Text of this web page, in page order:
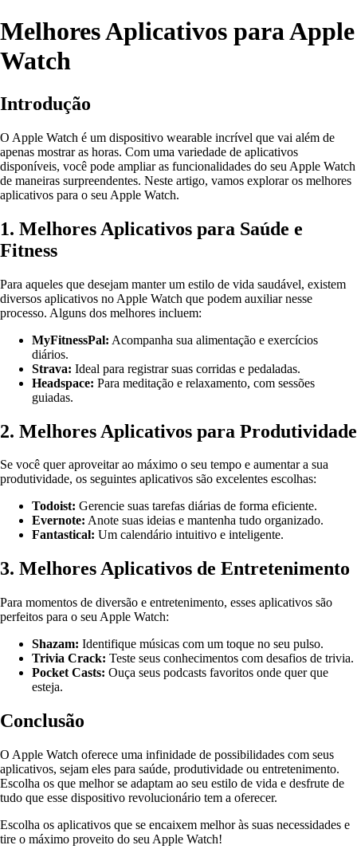
Melhores Aplicativos para Apple
Watch
Introdução
O Apple Watch é um dispositivo wearable incrível que vai além de
apenas mostrar as horas. Com uma variedade de aplicativos
disponíveis, você pode ampliar as funcionalidades do seu Apple Watch
de maneiras surpreendentes. Neste artigo, vamos explorar os melhores
aplicativos para o seu Apple Watch.
1. Melhores Aplicativos para Saúde e
Fitness
Para aqueles que desejam manter um estilo de vida saudável, existem
diversos aplicativos no Apple Watch que podem auxiliar nesse
processo. Alguns dos melhores incluem:
MyFitnessPal: Acompanha sua alimentação e exercícios
diários.
Strava: Ideal para registrar suas corridas e pedaladas.
Headspace: Para meditação e relaxamento, com sessões
guiadas.
2. Melhores Aplicativos para Produtividade
Se você quer aproveitar ao máximo o seu tempo e aumentar a sua
produtividade, os seguintes aplicativos são excelentes escolhas:
Todoist: Gerencie suas tarefas diárias de forma eficiente.
Evernote: Anote suas ideias e mantenha tudo organizado.
Fantastical: Um calendário intuitivo e inteligente.
3. Melhores Aplicativos de Entretenimento
Para momentos de diversão e entretenimento, esses aplicativos são
perfeitos para o seu Apple Watch:
Shazam: Identifique músicas com um toque no seu pulso.
Trivia Crack: Teste seus conhecimentos com desafios de trivia.
Pocket Casts: Ouça seus podcasts favoritos onde quer que
esteja.
Conclusão
O Apple Watch oferece uma infinidade de possibilidades com seus
aplicativos, sejam eles para saúde, produtividade ou entretenimento.
Escolha os que melhor se adaptam ao seu estilo de vida e desfrute de
tudo que esse dispositivo revolucionário tem a oferecer.
Escolha os aplicativos que se encaixem melhor às suas necessidades e
tire o máximo proveito do seu Apple Watch!